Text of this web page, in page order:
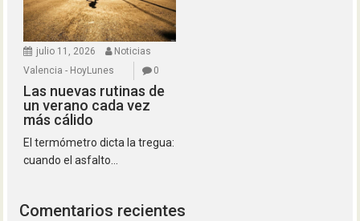
julio 11, 2026
Noticias
Valencia - HoyLunes
0
Las nuevas rutinas de
un verano cada vez
más cálido
El termómetro dicta la tregua:
cuando el asfalto...
Comentarios recientes